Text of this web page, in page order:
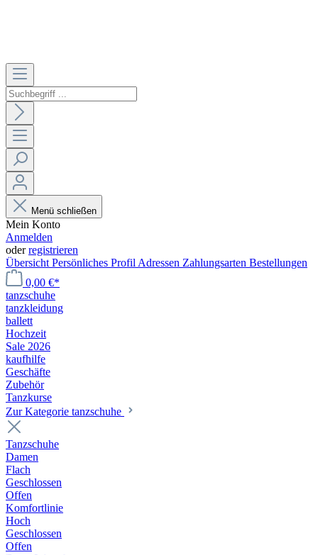
Menü schließen
Mein Konto
Anmelden
oderregistrieren
Übersicht Persönliches Profil Adressen Zahlungsarten Bestellungen
0,00 €*
tanzschuhe
tanzkleidung
ballett
Hochzeit
Sale 2026
kaufhilfe
Geschäfte
Zubehör
Tanzkurse
Zur Kategorie tanzschuhe
Tanzschuhe
Damen
Flach
Geschlossen
Offen
Komfortlinie
Hoch
Geschlossen
Offen